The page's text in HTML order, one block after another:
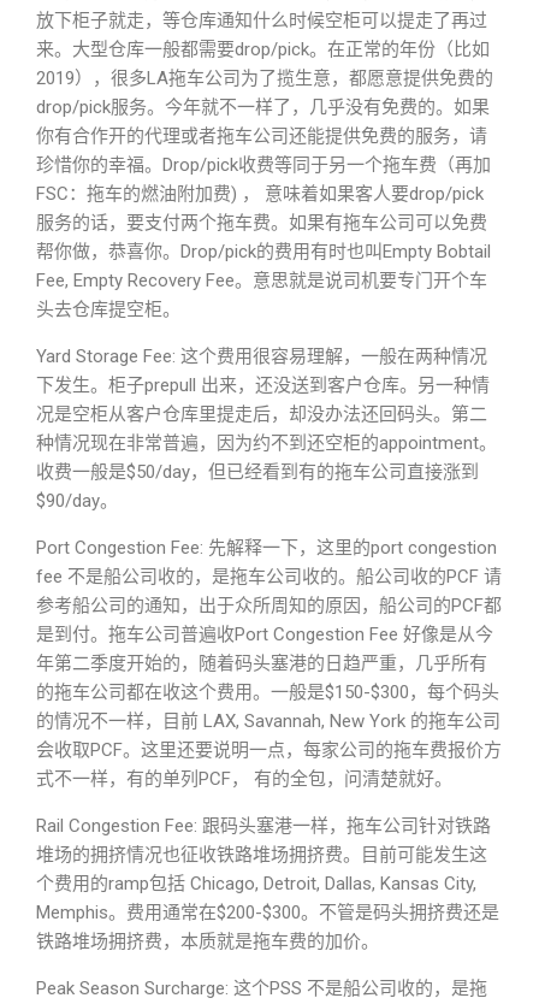
放下柜子就走，等仓库通知什么时候空柜可以提走了再过
来。大型仓库一般都需要drop/pick。在正常的年份（比如
2019），很多LA拖车公司为了揽生意，都愿意提供免费的
drop/pick服务。今年就不一样了，几乎没有免费的。如果
你有合作开的代理或者拖车公司还能提供免费的服务，请
珍惜你的幸福。Drop/pick收费等同于另一个拖车费（再加
FSC：拖车的燃油附加费) ， 意味着如果客人要drop/pick
服务的话，要支付两个拖车费。如果有拖车公司可以免费
帮你做，恭喜你。Drop/pick的费用有时也叫Empty Bobtail
Fee, Empty Recovery Fee。意思就是说司机要专门开个车
头去仓库提空柜。
Yard Storage Fee: 这个费用很容易理解，一般在两种情况
下发生。柜子prepull 出来，还没送到客户仓库。另一种情
况是空柜从客户仓库里提走后，却没办法还回码头。第二
种情况现在非常普遍，因为约不到还空柜的appointment。
收费一般是$50/day，但已经看到有的拖车公司直接涨到
$90/day。
Port Congestion Fee: 先解释一下，这里的port congestion
fee 不是船公司收的，是拖车公司收的。船公司收的PCF 请
参考船公司的通知，出于众所周知的原因，船公司的PCF都
是到付。拖车公司普遍收Port Congestion Fee 好像是从今
年第二季度开始的，随着码头塞港的日趋严重，几乎所有
的拖车公司都在收这个费用。一般是$150-$300，每个码头
的情况不一样，目前 LAX, Savannah, New York 的拖车公司
会收取PCF。这里还要说明一点，每家公司的拖车费报价方
式不一样，有的单列PCF， 有的全包，问清楚就好。
Rail Congestion Fee: 跟码头塞港一样，拖车公司针对铁路
堆场的拥挤情况也征收铁路堆场拥挤费。目前可能发生这
个费用的ramp包括 Chicago, Detroit, Dallas, Kansas City,
Memphis。费用通常在$200-$300。不管是码头拥挤费还是
铁路堆场拥挤费，本质就是拖车费的加价。
Peak Season Surcharge: 这个PSS 不是船公司收的，是拖